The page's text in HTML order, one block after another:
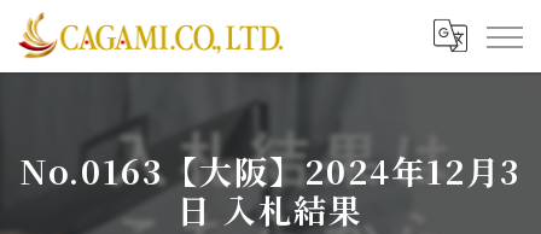
No.0163【大阪】2024年12月3
日 入札結果